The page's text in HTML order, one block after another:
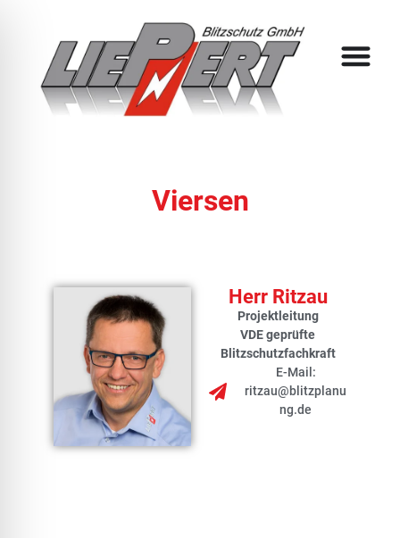
Viersen
Herr Ritzau
Projektleitung
VDE geprüfte
Blitzschutzfachkraft
E-Mail:
ritzau@blitzplanu
ng.de